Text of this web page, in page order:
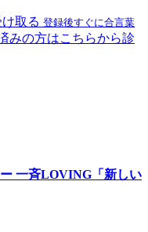
取る 登録後すぐに合言葉
みの方はこちらから診
一斉LOVING「新しい